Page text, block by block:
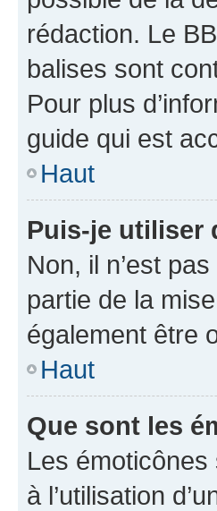
rédaction. Le
balises sont
Pour plus
guide qui est
Haut
Puis-je utiliser
Non, il n’est
partie de la
également être
Haut
Que sont les
Les
à l’utilisation